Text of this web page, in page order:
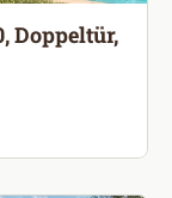
Doppeltür,